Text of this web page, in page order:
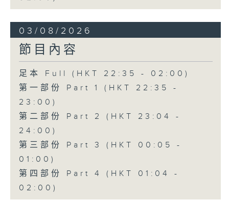
03/08/2026
節目內容
足本 Full (HKT 22:35 - 02:00)
第一部份 Part 1 (HKT 22:35 -
23:00)
第二部份 Part 2 (HKT 23:04 -
24:00)
第三部份 Part 3 (HKT 00:05 -
01:00)
第四部份 Part 4 (HKT 01:04 -
02:00)